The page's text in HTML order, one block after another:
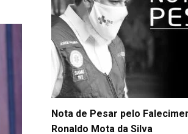
Nota de Pesar pelo
Ronaldo Mota da Silva